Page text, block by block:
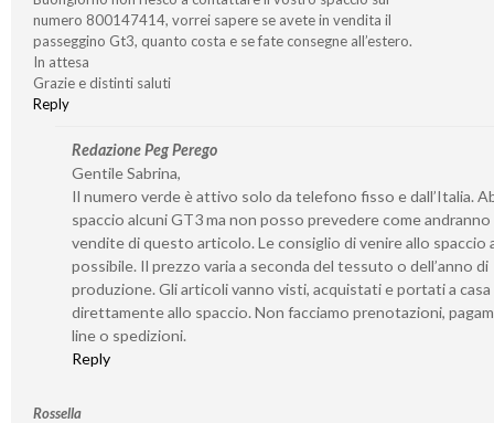
numero 800147414, vorrei sapere se avete in vendita il
passeggino Gt3, quanto costa e se fate consegne all’estero.
In attesa
Grazie e distinti saluti
Reply
Redazione Peg Perego
Gentile Sabrina,
Il numero verde è attivo solo da telefono fisso e dall’Italia.
spaccio alcuni GT3 ma non posso prevedere come andranno
vendite di questo articolo. Le consiglio di venire allo spaccio
possibile. Il prezzo varia a seconda del tessuto o dell’anno di
produzione. Gli articoli vanno visti, acquistati e portati a casa
direttamente allo spaccio. Non facciamo prenotazioni,
line o spedizioni.
Reply
Rossella